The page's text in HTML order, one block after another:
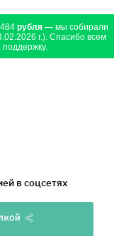
рубля — мы собирали
г.). Спасибо всем
в соцсетях